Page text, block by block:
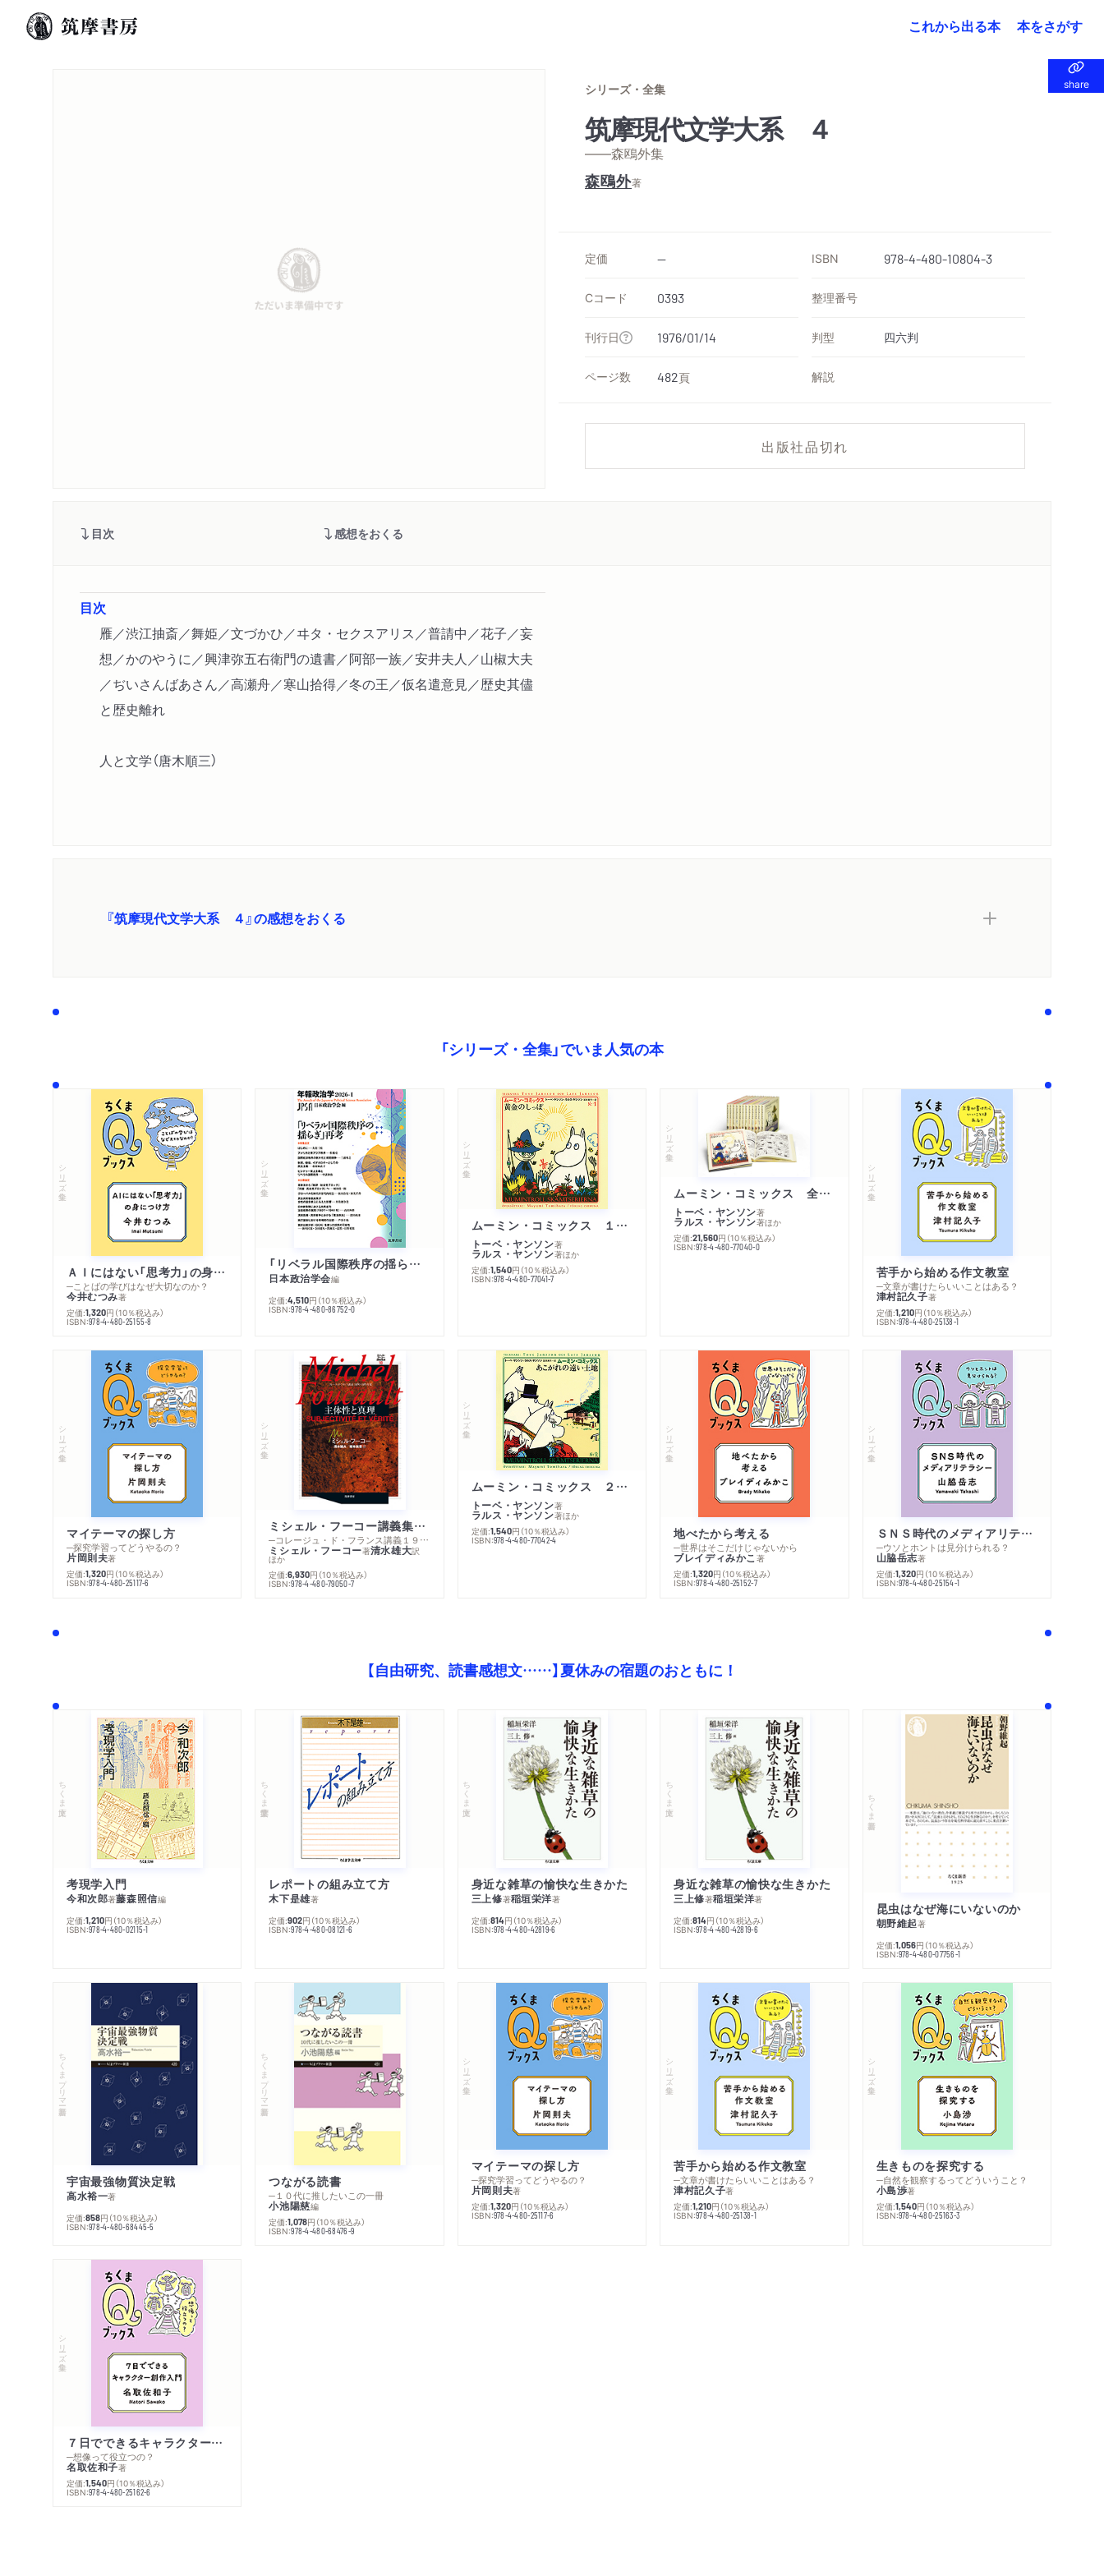
これから出る本 本をさがす
share
share
シリーズ・全集
筑摩現代文学大系 ４
——森鴎外集
森鴎外著
定価 -- ISBN 978-4-480-10804-3
Cコード 0393 整理番号
刊行日 1976/01/14 判型 四六判
ページ数 482頁 解説
出版社品切れ
目次 感想をおくる
目次
雁／渋江抽斎／舞姫／文づかひ／ヰタ・セクスアリス／普請中／花子／妄
想／かのやうに／興津弥五右衛門の遺書／阿部一族／安井夫人／山椒大夫
／ぢいさんばあさん／高瀬舟／寒山拾得／冬の王／仮名遣意見／歴史其儘
と歴史離れ
人と文学（唐木順三）
『筑摩現代文学大系 ４』の感想をおくる
「シリーズ・全集」でいま人気の本
シリーズ・全集
ＡＩにはない「思考力」の身につけ方
─ことばの学びはなぜ大切なのか？
今井むつみ著
定価:1,320円 （10％税込み）
ISBN:978-4-480-25155-8
シリーズ・全集
「リベラル国際秩序の揺らぎ」再考 年報政治学２０２６‐Ⅰ
日本政治学会編
定価:4,510円 （10％税込み）
ISBN:978-4-480-86752-0
シリーズ・全集
ムーミン・コミックス １ 黄金のしっぽ
トーベ・ヤンソン著
ラルス・ヤンソン著ほか
定価:1,540円 （10％税込み）
ISBN:978-4-480-77041-7
シリーズ・全集
ムーミン・コミックス 全１４巻セット
トーベ・ヤンソン著
ラルス・ヤンソン著ほか
定価:21,560円 （10％税込み）
ISBN:978-4-480-77040-0
シリーズ・全集
苦手から始める作文教室
─文章が書けたらいいことはある？
津村記久子著
定価:1,210円 （10％税込み）
ISBN:978-4-480-25138-1
シリーズ・全集
マイテーマの探し方
─探究学習ってどうやるの？
片岡則夫著
定価:1,320円 （10％税込み）
ISBN:978-4-480-25117-6
シリーズ・全集
ミシェル・フーコー講義集成１０ 主体性と真理
─コレージュ・ド・フランス講義１９８０－１９８１年度
ミシェル・フーコー著清水雄大訳
ほか
定価:6,930円 （10％税込み）
ISBN:978-4-480-79050-7
シリーズ・全集
ムーミン・コミックス ２ あこがれの遠い土地
トーベ・ヤンソン著
ラルス・ヤンソン著ほか
定価:1,540円 （10％税込み）
ISBN:978-4-480-77042-4
シリーズ・全集
地べたから考える
─世界はそこだけじゃないから
ブレイディみかこ著
定価:1,320円 （10％税込み）
ISBN:978-4-480-25152-7
シリーズ・全集
ＳＮＳ時代のメディアリテラシー
─ウソとホントは見分けられる？
山脇岳志著
定価:1,320円 （10％税込み）
ISBN:978-4-480-25154-1
【自由研究、読書感想文……】夏休みの宿題のおともに！
ちくま文庫
考現学入門
今和次郎著藤森照信編
定価:1,210円 （10％税込み）
ISBN:978-4-480-02115-1
ちくま学芸文庫
レポートの組み立て方
木下是雄著
定価:902円 （10％税込み）
ISBN:978-4-480-08121-6
ちくま文庫
身近な雑草の愉快な生きかた
三上修著稲垣栄洋著
定価:814円 （10％税込み）
ISBN:978-4-480-42819-6
ちくま文庫
身近な雑草の愉快な生きかた
三上修著稲垣栄洋著
定価:814円 （10％税込み）
ISBN:978-4-480-42819-6
ちくま新書
昆虫はなぜ海にいないのか
朝野維起著
定価:1,056円 （10％税込み）
ISBN:978-4-480-07756-1
ちくまプリマー新書
宇宙最強物質決定戦
高水裕一著
定価:858円 （10％税込み）
ISBN:978-4-480-68445-5
ちくまプリマー新書
つながる読書
─１０代に推したいこの一冊
小池陽慈編
定価:1,078円 （10％税込み）
ISBN:978-4-480-68476-9
シリーズ・全集
マイテーマの探し方
─探究学習ってどうやるの？
片岡則夫著
定価:1,320円 （10％税込み）
ISBN:978-4-480-25117-6
シリーズ・全集
苦手から始める作文教室
─文章が書けたらいいことはある？
津村記久子著
定価:1,210円 （10％税込み）
ISBN:978-4-480-25138-1
シリーズ・全集
生きものを探究する
─自然を観察するってどういうこと？
小島渉著
定価:1,540円 （10％税込み）
ISBN:978-4-480-25163-3
シリーズ・全集
７日でできるキャラクター創作入門
─想像って役立つの？
名取佐和子著
定価:1,540円 （10％税込み）
ISBN:978-4-480-25162-6